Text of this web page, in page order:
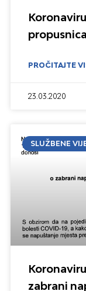
propusnica
PROČITAJTE
23.03.2020
SLUŽBENE
zabrani